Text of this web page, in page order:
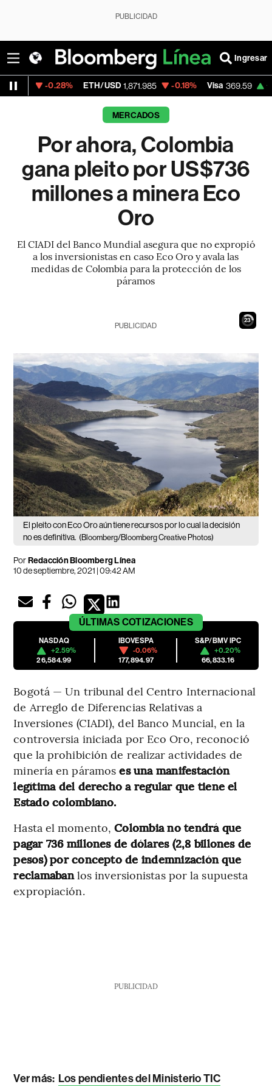
PUBLICIDAD
Ingresar
ETH/USD 1,871.985 -0.18% Visa 369.59 +1.07%
MERCADOS
Por ahora, Colombia
gana pleito por US$736
millones a minera Eco
Oro
El CIADI del Banco Mundial asegura que no expropió
a los inversionistas en caso Eco Oro y avala las
medidas de Colombia para la protección de los
páramos
21
PUBLICIDAD
El pleito con Eco Oro aún tiene recursos por lo cual la decisión
no es definitiva. (Bloomberg/Bloomberg Creative Photos)
PorRedacción Bloomberg Línea
10 de septiembre, 2021 | 09:42 AM
ÚLTIMAS COTIZACIONES
NASDAQ
+2.59%
26,584.99
IBOVESPA
-0.06%
177,894.97
S&P/BMV IPC
+0.20%
66,833.16
Bogotá — Un tribunal del Centro Internacional
de Arreglo de Diferencias Relativas a
Inversiones (CIADI), del Banco Muncial, en la
controversia iniciada por Eco Oro, reconoció
que la prohibición de realizar actividades de
minería en páramoses una manifestación
legítima del derecho a regular que tiene el
Estado colombiano.
Hasta el momento,Colombia no tendrá que
pagar 736 millones de dólares (2,8 billones de
pesos) por concepto de indemnización que
reclamabanlos inversionistas por la supuesta
expropiación.
PUBLICIDAD
Ver más: Los pendientes del Ministerio TIC